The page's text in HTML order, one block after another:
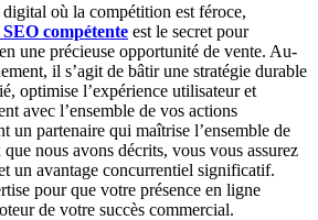
où la compétition est féroce,
SEO compétente est le secret pour
une précieuse opportunité de vente. Au-
il s’agit de bâtir une stratégie durable
optimise l’expérience utilisateur et
avec l’ensemble de vos actions
un partenaire qui maîtrise l’ensemble de
nous avons décrits, vous vous assurez
un avantage concurrentiel significatif.
pour que votre présence en ligne
de votre succès commercial.